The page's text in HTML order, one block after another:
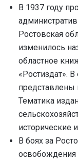
В 1937 году
Ростовская
изменилось
областное
«Ростиздат».
Тематика
исторические
В боях за
освобождения